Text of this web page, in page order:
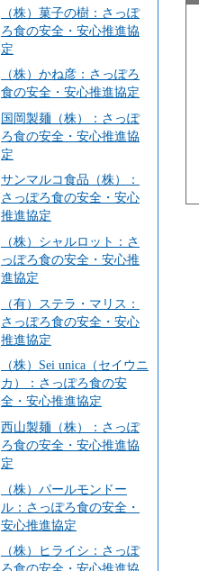
（株）菓子の樹：さっぽ
ろ食の安全・安心推進協
定
（株）かね彦：さっぽろ
食の安全・安心推進協定
国岡製麺（株）：さっぽ
ろ食の安全・安心推進協
定
サンマルコ食品（株）：
さっぽろ食の安全・安心
推進協定
（株）シャルロット：さ
っぽろ食の安全・安心推
進協定
（有）ステラ・マリス：
さっぽろ食の安全・安心
推進協定
（株）Sei unica（セイウニ
カ）：さっぽろ食の安
全・安心推進協定
西山製麺（株）：さっぽ
ろ食の安全・安心推進協
定
（株）パールモンドー
ル：さっぽろ食の安全・
安心推進協定
（株）ヒライシ：さっぽ